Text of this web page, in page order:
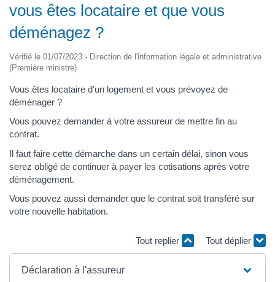
vous êtes locataire et que vous
déménagez ?
Vérifié le 01/07/2023 - Direction de l'information légale et administrative
(Première ministre)
Vous êtes locataire d'un logement et vous prévoyez de
déménager ?
Vous pouvez demander à votre assureur de mettre fin au
contrat.
Il faut faire cette démarche dans un certain délai, sinon vous
serez obligé de continuer à payer les cotisations après votre
déménagement.
Vous pouvez aussi demander que le contrat soit transféré sur
votre nouvelle habitation.
Tout replier Tout déplier
Déclaration à l'assureur